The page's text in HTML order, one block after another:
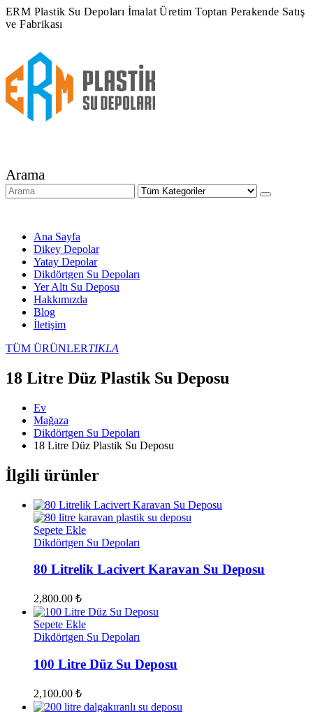
ERM Plastik Su Depoları İmalat Üretim Toptan Perakende Satış
ve Fabrikası
Arama
Ana Sayfa
Dikey Depolar
Yatay Depolar
Dikdörtgen Su Depoları
Yer Altı Su Deposu
Hakkımızda
Blog
İletişim
TÜM ÜRÜNLERTIKLA
18 Litre Düz Plastik Su Deposu
Ev
Mağaza
Dikdörtgen Su Depoları
18 Litre Düz Plastik Su Deposu
İlgili ürünler
Sepete Ekle
Dikdörtgen Su Depoları
80 Litrelik Lacivert Karavan Su Deposu
2,800.00 ₺
Sepete Ekle
Dikdörtgen Su Depoları
100 Litre Düz Su Deposu
2,100.00 ₺